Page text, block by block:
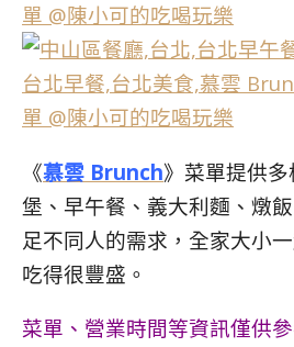
《慕雲 Brunch》菜單提供
堡、早午餐、義大利麵、燉
足不同人的需求，全家大小
吃得很豐盛。
菜單、營業時間等資訊僅供